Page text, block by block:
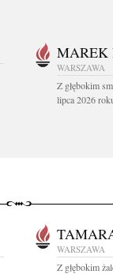
MAREK
WARSZAWA
Z głębokim
lipca 2026
WARSZAWA
Z głębokim